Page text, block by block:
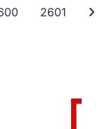
2599Pagina 2600
2601